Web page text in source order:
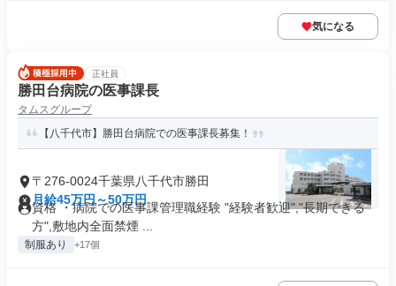
気になる
正社員
勝田台病院の医事課長
タムスグループ
【八千代市】勝田台病院での医事課長募集！
〒276-0024千葉県八千代市勝田
月給45万円～50万円
資格 ・病院での医事課管理職経験 "経験者歓迎","長期できる
方",敷地内全面禁煙 ...
制服あり +17個